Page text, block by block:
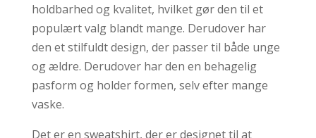
holdbarhed og kvalitet, hvilket gør den til et
populært valg blandt mange. Derudover har
den et stilfuldt design, der passer til både unge
og ældre. Derudover har den en behagelig
pasform og holder formen, selv efter mange
vaske.
Det er en sweatshirt, der er designet til at